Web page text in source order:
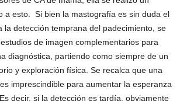
a esto. Si bien la mastografía es sin duda el
la detección temprana del padecimiento, se
de imagen complementarios para
diagnóstica, partiendo como siempre de un
y exploración física. Se recalca que una
imprescindible para aumentar la esperanza
decir, si la detección es tardía, obviamente